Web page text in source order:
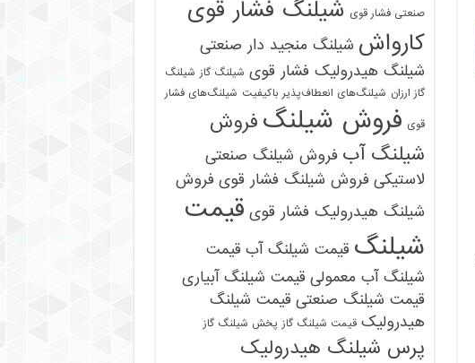
صنعتی فشار قوی شیلنگ فشار قوی
کارواش شیلنگ منجید دار صنعتی
شیلنگ هیدرولیک فشار قوی شیلنگ گاز شیلنگ
گاز ارزان شیلنگ‌های انعطاف‌پذیر باکیفیت شیلنگ‌های فشار
قوی فروش شیلنگ فروش
شیلنگ آب فروش شیلنگ صنعتی
لاستیکی فروش شیلنگ فشار قوی فروش
شیلنگ هیدرولیک فشار قوی قیمت
شیلنگ قیمت شیلنگ آب قیمت
شیلنگ آب معمولی قیمت شیلنگ آبیاری
قیمت شیلنگ صنعتی قیمت شیلنگ
هیدرولیک قیمت شیلنگ گاز پخش شیلنگ گاز
پرس شیلنگ هیدرولیک